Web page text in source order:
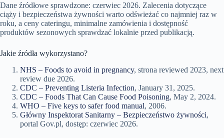
Dane źródłowe sprawdzone: czerwiec 2026. Zalecenia dotyczące
ciąży i bezpieczeństwa żywności warto odświeżać co najmniej raz w
roku, a ceny cateringu, minimalne zamówienia i dostępność
produktów sezonowych sprawdzać lokalnie przed publikacją.
Jakie źródła wykorzystano?
NHS – Foods to avoid in pregnancy, strona reviewed 2023, next
review due 2026.
CDC – Preventing Listeria Infection, January 31, 2025.
CDC – Foods That Can Cause Food Poisoning, May 2, 2024.
WHO – Five keys to safer food manual, 2006.
Główny Inspektorat Sanitarny – Bezpieczeństwo żywności,
portal Gov.pl, dostęp: czerwiec 2026.